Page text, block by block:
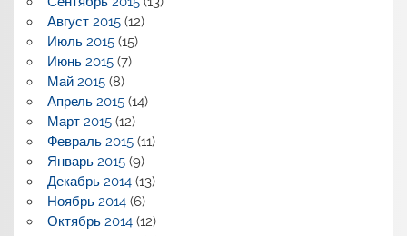
Август 2015(12)
Июль 2015(15)
Июнь 2015(7)
Май 2015(8)
Апрель 2015(14)
Март 2015(12)
Февраль 2015(11)
Январь 2015(9)
Декабрь 2014(13)
Ноябрь 2014(6)
Октябрь 2014(12)